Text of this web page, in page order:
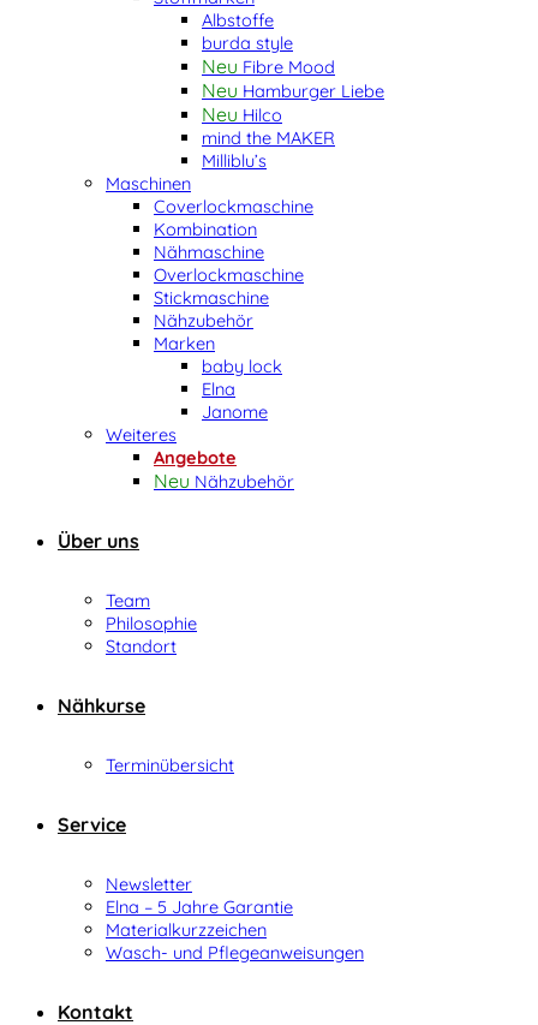
Albstoffe
burda style
Fibre Mood
Hamburger Liebe
Hilco
mind the MAKER
Milliblu’s
Maschinen
Coverlockmaschine
Kombination
Nähmaschine
Overlockmaschine
Stickmaschine
Nähzubehör
Marken
baby lock
Elna
Janome
Weiteres
Angebote
Nähzubehör
Über uns
Team
Philosophie
Standort
Nähkurse
Terminübersicht
Service
Newsletter
Elna – 5 Jahre Garantie
Materialkurzzeichen
Wasch- und Pflegeanweisungen
Kontakt